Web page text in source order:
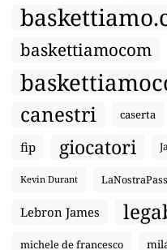
baskettiamocom
canestri caserta
fip giocatori
Kevin Durant
Lebron James
michele de francesco